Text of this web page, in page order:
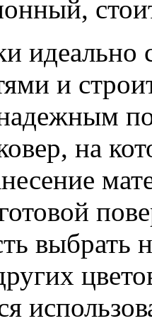
идеально
и
на
выбрать